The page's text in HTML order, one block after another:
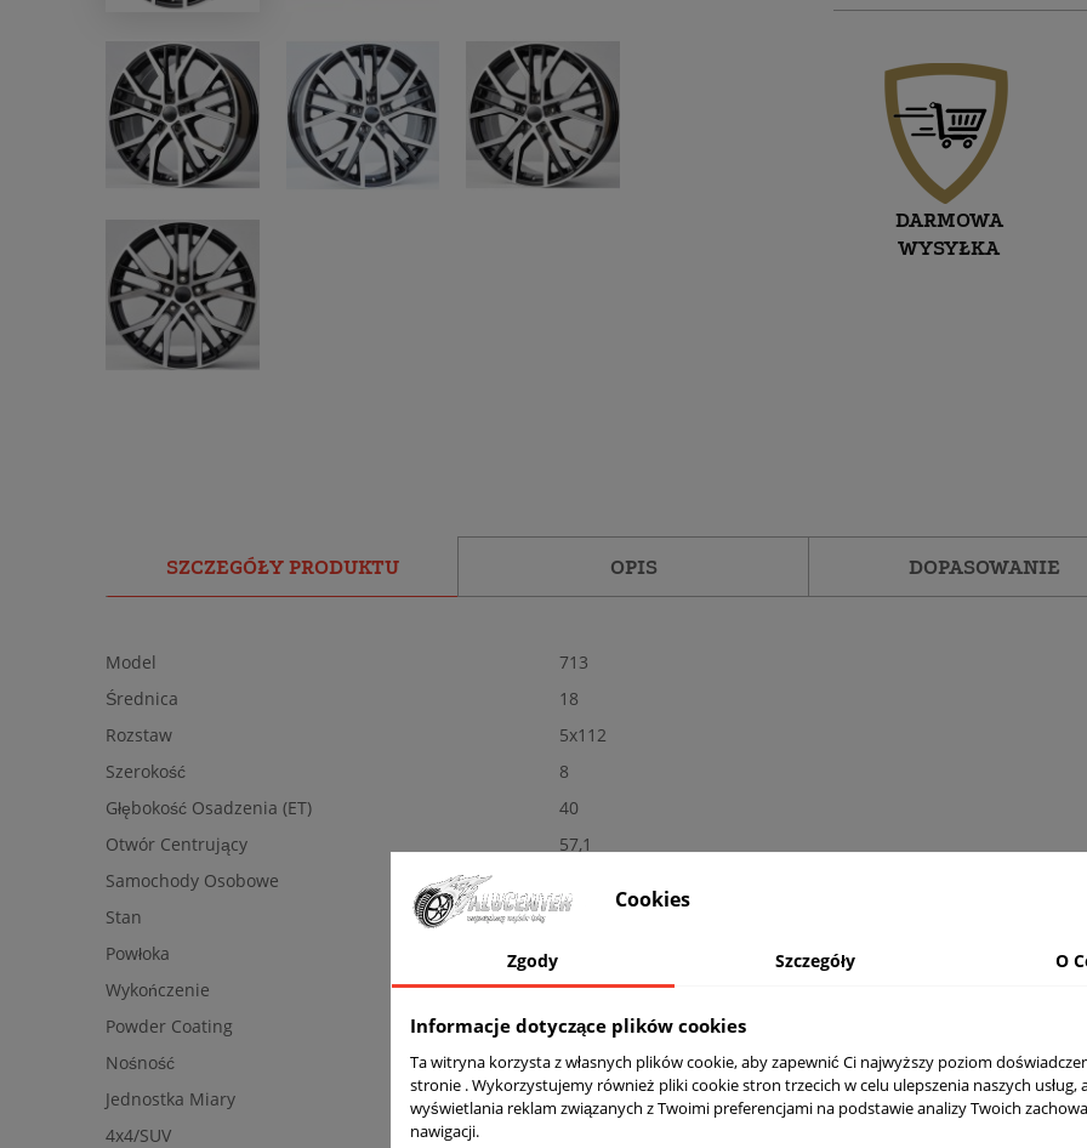
DARMOWA
WYSYŁKA
SZCZEGÓŁY PRODUKTU OPIS DOPASOWANIE
Model
713
Średnica
18
Rozstaw
5x112
Szerokość
8
Głębokość Osadzenia (ET)
40
Otwór Centrujący
57,1
Samochody Osobowe
Stan
Nowe
Powłoka
Wykończenie
MB - polerowane + czarny
Powder Coating
Tak
Nośność
700
Jednostka Miary
komplet (4 sztuki)
4x4/SUV
Cookies
Zgody Szczegóły O
Informacje dotyczące plików cookies
Ta witryna korzysta z własnych plików cookie, aby zapewnić Ci najwyższy poziom
stronie . Wykorzystujemy również pliki cookie stron trzecich w celu ulepszenia naszych usług,
wyświetlania reklam związanych z Twoimi preferencjami na podstawie analizy Twoich
nawigacji.